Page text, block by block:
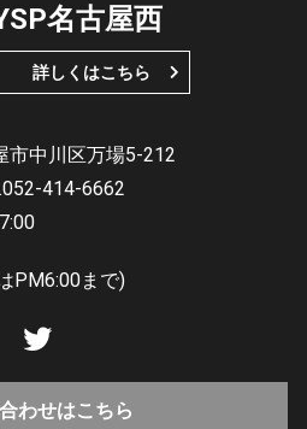
名古屋西
詳しくはこちら
市中川区万場5-212
414-6662
PM6:00まで)
わせはこちら